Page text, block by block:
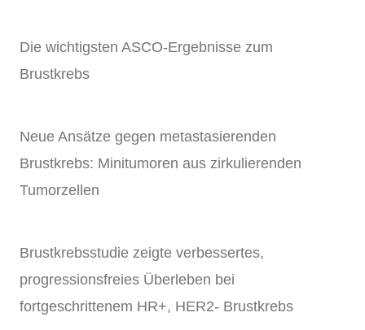
Die wichtigsten ASCO-Ergebnisse zum
Brustkrebs
Neue Ansätze gegen metastasierenden
Brustkrebs: Minitumoren aus zirkulierenden
Tumorzellen
Brustkrebsstudie zeigte verbessertes,
progressionsfreies Überleben bei
fortgeschrittenem HR+, HER2- Brustkrebs